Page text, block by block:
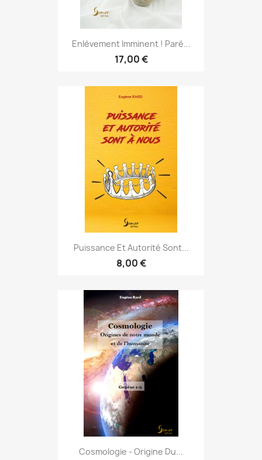
Enlèvement Imminent ! Paré...
17,00 €
Puissance Et Autorité Sont...
8,00 €
Cosmologie - Origine Du...